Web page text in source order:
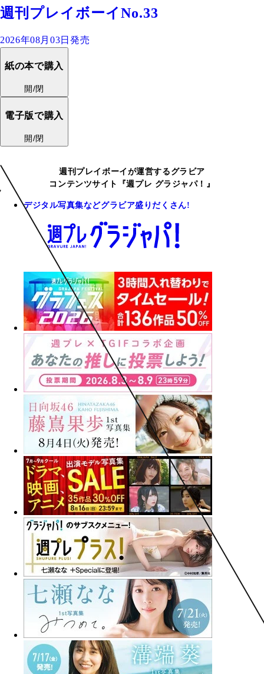
週刊プレイボーイNo.33
2026年08月03日発売
紙の本で購入
開/閉
電子版で購入
開/閉
週刊プレイボーイが運営するグラビア
コンテンツサイト『週プレ グラジャパ！』
デジタル写真集などグラビア盛りだくさん!